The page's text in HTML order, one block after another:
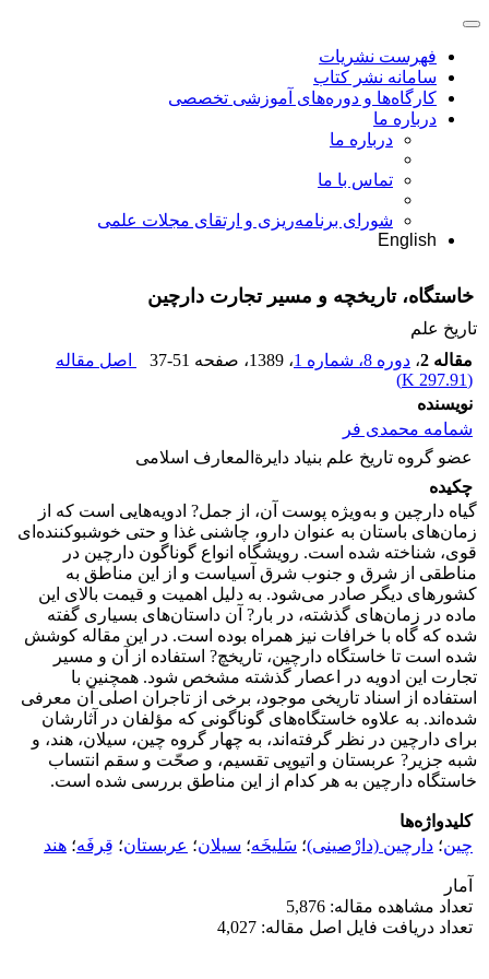
فهرست نشریات
سامانه نشر کتاب
کارگاه‌ها و دوره‌های آموزشی تخصصی
درباره ما
درباره ما
تماس با ما
شورای برنامه‌ریزی و ارتقای مجلات علمی
English
خاستگاه، تاریخچه و مسیر تجارت دارچین
تاریخ علم
مقاله 2
، دوره 8، شماره 1 ، 1389 ، صفحه 37-51
اصل مقاله
(
297.91 K
)
نویسنده
شمامه محمدی فر
عضو گروه تاریخ علم بنیاد دایرةالمعارف اسلامی
چکیده
گیاه دارچین و به‌ویژه پوست آن، از جمل? ادویه‌هایی است که از
زمان‌های باستان به عنوان دارو، چاشنی غذا و حتی خوشبوکننده‌ای
قوی، شناخته ‌شده است. رویشگاه‌ انواع گوناگون دارچین در
مناطقی از شرق و جنوب شرق آسیاست و از این مناطق به
کشورهای دیگر صادر می‌شود. به دلیل اهمیت و قیمت بالای این
ماده در زمان‌های گذشته، در بار? آن داستان‌های بسیاری گفته
شده که گاه با خرافات نیز همراه بوده است. در این مقاله کوشش
شده است تا خاستگاه دارچین، تاریخچ? استفاده از آن و مسیر
تجارت این ادویه در اعصار گذشته مشخص شود. همچنین با
استفاده از اسناد تاریخی موجود، برخی از تاجران اصلی آن معرفی
شده‌اند. به علاوه خاستگاه‌های گوناگونی که مؤلفان در آثارشان
برای دارچین در نظر گرفته‌اند، به چهار گروه چین، سیلان، هند، و
شبه جزیر? عربستان و اتیوپی تقسیم، و صحّت و سقم انتساب
خاستگاه دارچین به هر کدام از این مناطق بررسی شده است.
کلیدواژه‌ها
چین؛ دارچین (دارْصینی)؛ سَلیخَه؛ سیلان؛ عربستان؛ قِرفَه؛ هند
آمار
تعداد مشاهده مقاله: 5,876
تعداد دریافت فایل اصل مقاله: 4,027